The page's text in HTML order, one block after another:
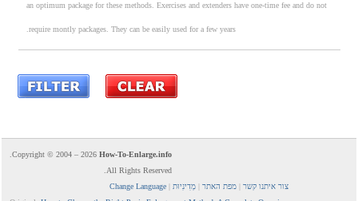
an optimum package for these methods. Exercises and extenders have one-time fee and do not
require montly packages. They can be easily used for a few years.
Copyright © 2004 – 2026How-To-Enlarge.info
.
All Rights Reserved.
צור איתנו קשר| מפת האתר| מְדִינִיוּת|
Change Language